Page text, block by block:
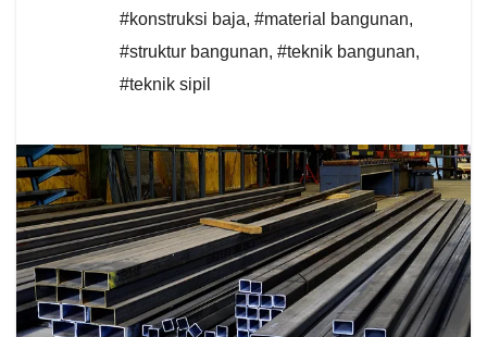
#konstruksi baja, #material bangunan,
#struktur bangunan, #teknik bangunan,
#teknik sipil